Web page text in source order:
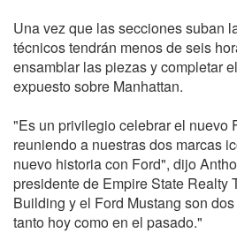
Una vez que las secciones suban
técnicos tendrán menos de seis
ensamblar las piezas y completar
expuesto sobre Manhattan.
"Es un privilegio celebrar el nuevo
reuniendo a nuestras dos marcas
nuevo historia con Ford", dijo
presidente de Empire State Realty
Building y el Ford Mustang son
tanto hoy como en el pasado."